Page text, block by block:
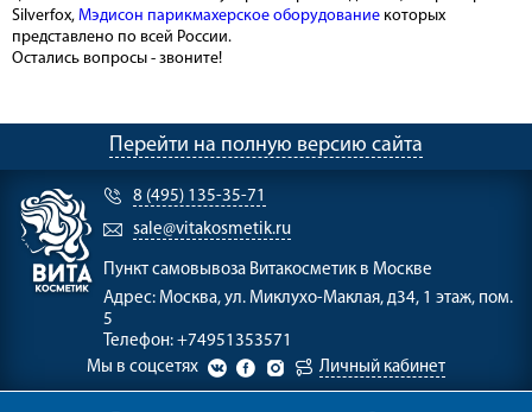
Silverfox, Мэдисон парикмахерское оборудование которых
представлено по всей России.
Остались вопросы - звоните!
Перейти на полную версию сайта
8 (495) 135-35-71
sale@vitakosmetik.ru
Пункт самовывоза Витакосметик в Москве
Адрес: Москва, ул. Миклухо-Маклая, д34, 1 этаж, пом.
5
Телефон: +74951353571
Мы в соцсетях
Личный кабинет